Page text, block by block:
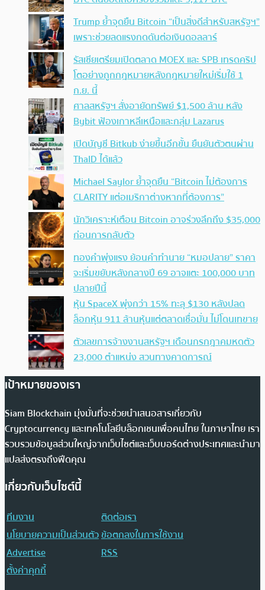
Trump ย้ำจุดยืน Bitcoin “เป็นสิ่งดีสำหรับสหรัฐฯ”
เพราะช่วยลดแรงกดดันต่อเงินดอลลาร์
รัสเซียเตรียมเปิดตลาด MOEX และ SPB เทรดคริป
โตอย่างถูกกฎหมายหลังกฎหมายใหม่เริ่มใช้ 1
ก.ย. นี้
ศาลสหรัฐฯ สั่งอายัดทรัพย์ $1,500 ล้าน หลัง
Bybit ฟ้องเกาหลีเหนือและกลุ่ม Lazarus
เปิดบัญชี Bitkub ง่ายขึ้นอีกขั้น ยืนยันตัวตนผ่าน
ThaID ได้แล้ว
Michael Saylor ย้ำจุดยืน “Bitcoin ไม่ต้องการ
CLARITY แต่อเมริกาต่างหากที่ต้องการ”
นักวิเคราะห์เตือน Bitcoin อาจร่วงลึกถึง $35,000
ก่อนการกลับตัว
ทองคำพุ่งแรง ย้อนคำทำนาย “หมอปลาย” ราคา
จะเริ่มขยับหลังกลางปี 69 อาจแตะ 100,000 บาท
ปลายปีนี้
หุ้น SpaceX พุ่งกว่า 15% ทะลุ $130 หลังปลด
ล็อกหุ้น 911 ล้านหุ้นแต่ตลาดเชื่อมั่น ไม่โดนเทขาย
ตัวเลขการจ้างงานสหรัฐฯ เดือนกรกฎาคมหดตัว
23,000 ตำแหน่ง สวนทางคาดการณ์
เป้าหมายของเรา
Siam Blockchain มุ่งมั่นที่จะช่วยนำเสนอสารเกี่ยวกับ
Cryptocurrency และเทคโนโลยีบล็อกเชนเพื่อคนไทย ในภาษาไทย เรา
รวบรวมข้อมูลส่วนใหญ่จากเว็บไซต์และเว็บบอร์ดต่างประเทศและนำมา
แปลส่งตรงถึงฟีดคุณ
เกี่ยวกับเว็บไซต์นี้
ทีมงาน
ติดต่อเรา
นโยบายความเป็นส่วนตัวข้อตกลงในการใช้งาน
Advertise
RSS
ตั้งค่าคุกกี้